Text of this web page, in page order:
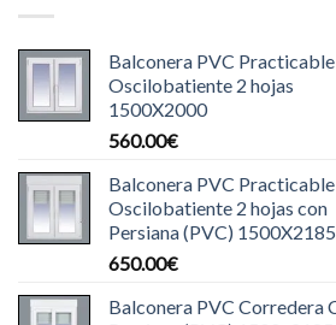
Balconera PVC Practicable
Oscilobatiente 2 hojas
1500X2000
560.00€
Balconera PVC Practicable
Oscilobatiente 2 hojas con
Persiana (PVC) 1500X2185
650.00€
Balconera PVC Corredera